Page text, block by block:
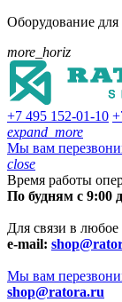
Оборудование для
more_horiz
+7 495 152-01-10
expand_more
Мы вам
close
Время работы
По будням с 9:00
Для связи в любое
e-mail:
Мы вам
shop@ratora.ru